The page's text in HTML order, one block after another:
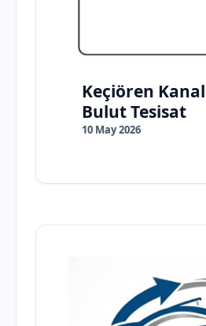
Keçiören
Bulut Tesisat
10 May 2026